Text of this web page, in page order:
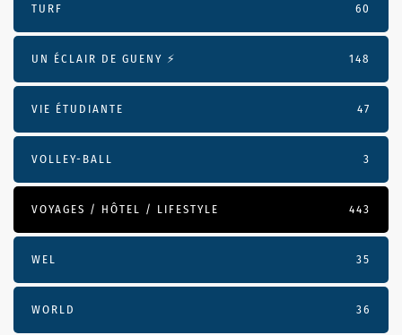
TURF 60
UN ÉCLAIR DE GUENY ⚡️ 148
VIE ÉTUDIANTE 47
VOLLEY-BALL 3
VOYAGES / HÔTEL / LIFESTYLE 443
WEL 35
WORLD 36